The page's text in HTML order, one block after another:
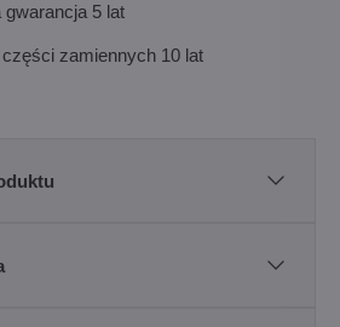
gwarancja 5 lat
zamiennych 10 lat